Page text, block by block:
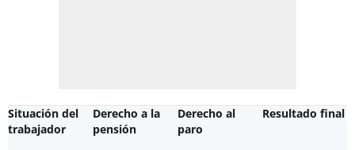
Situación del
trabajador
Derecho a la
pensión
Derecho al
paro
Resultado final